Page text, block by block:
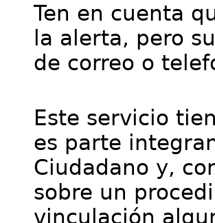
Ten en cuenta
la alerta, pero
de correo o
Este servicio
es parte
Ciudadano y,
sobre un
vinculación